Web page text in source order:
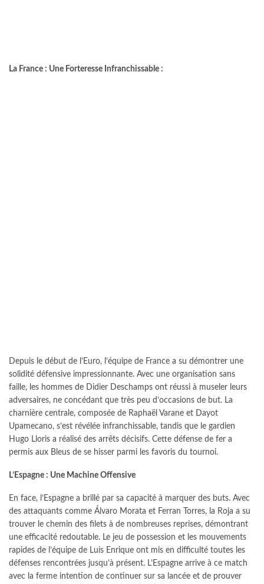
La France : Une Forteresse Infranchissable :
Depuis le début de l’Euro, l’équipe de France a su démontrer une
solidité défensive impressionnante. Avec une organisation sans
faille, les hommes de Didier Deschamps ont réussi à museler leurs
adversaires, ne concédant que très peu d’occasions de but. La
charnière centrale, composée de Raphaël Varane et Dayot
Upamecano, s’est révélée infranchissable, tandis que le gardien
Hugo Lloris a réalisé des arrêts décisifs. Cette défense de fer a
permis aux Bleus de se hisser parmi les favoris du tournoi.
L’Espagne : Une Machine Offensive
En face, l’Espagne a brillé par sa capacité à marquer des buts. Avec
des attaquants comme Álvaro Morata et Ferran Torres, la Roja a su
trouver le chemin des filets à de nombreuses reprises, démontrant
une efficacité redoutable. Le jeu de possession et les mouvements
rapides de l’équipe de Luis Enrique ont mis en difficulté toutes les
défenses rencontrées jusqu’à présent. L’Espagne arrive à ce match
avec la ferme intention de continuer sur sa lancée et de prouver